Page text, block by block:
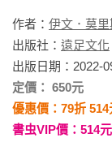
作者： 伊文．莫
出版社： 遠足文化
出版日期：2022-
定價： 650元
優惠價：79折 514
書虫VIP價：514元